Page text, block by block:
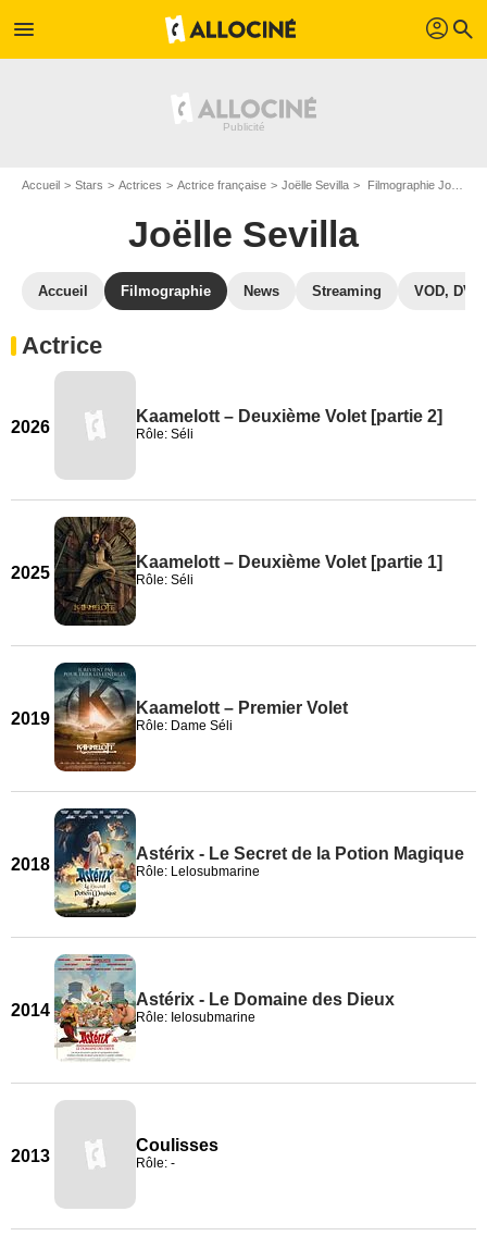
menu profil search
Accueil Stars Actrices Actrice française Joëlle Sevilla Filmographie Joëlle Sevilla
Joëlle Sevilla
Accueil Filmographie News Streaming VOD, DVD
Actrice
2026
Kaamelott – Deuxième Volet [partie 2]
Rôle: Séli
2025
Kaamelott – Deuxième Volet [partie 1]
Rôle: Séli
2019
Kaamelott – Premier Volet
Rôle: Dame Séli
2018
Astérix - Le Secret de la Potion Magique
Rôle: Lelosubmarine
2014
Astérix - Le Domaine des Dieux
Rôle: Ielosubmarine
2013
Coulisses
Rôle: -